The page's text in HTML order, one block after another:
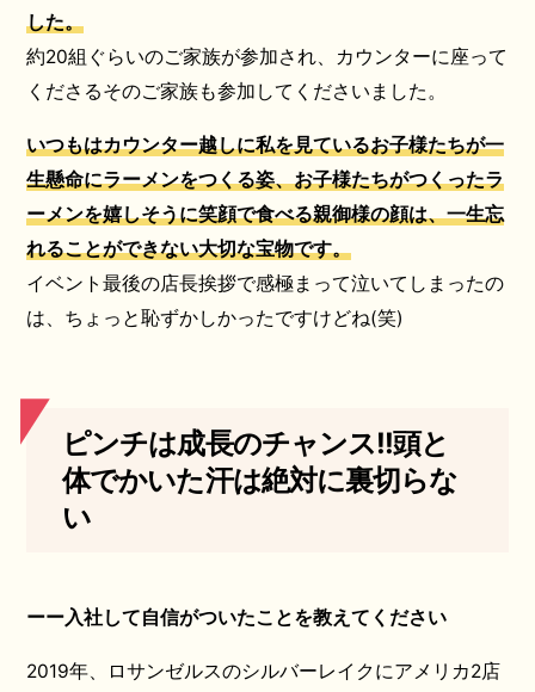
した。
約20組ぐらいのご家族が参加され、カウンターに座って
くださるそのご家族も参加してくださいました。
いつもはカウンター越しに私を見ているお子様たちが一
生懸命にラーメンをつくる姿、お子様たちがつくったラ
ーメンを嬉しそうに笑顔で食べる親御様の顔は、一生忘
れることができない大切な宝物です。
イベント最後の店長挨拶で感極まって泣いてしまったの
は、ちょっと恥ずかしかったですけどね(笑)
ピンチは成長のチャンス!!頭と
体でかいた汗は絶対に裏切らな
い
ーー入社して自信がついたことを教えてください
2019年、ロサンゼルスのシルバーレイクにアメリカ2店